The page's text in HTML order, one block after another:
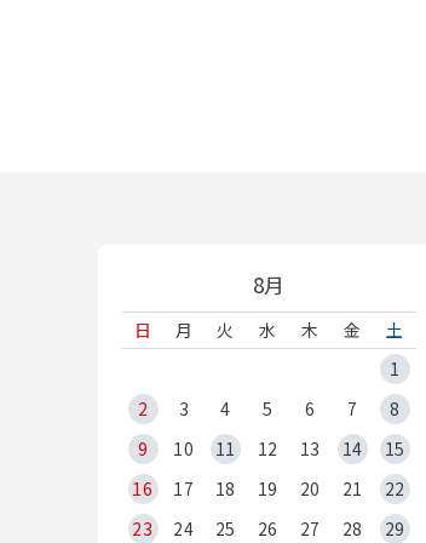
8月
日 月 火 水 木 金
土
1
2
3 4 5 6 7
8
9
10 11 12 13 14
15
16
17 18 19 20 21
22
23
24 25 26 27 28 29